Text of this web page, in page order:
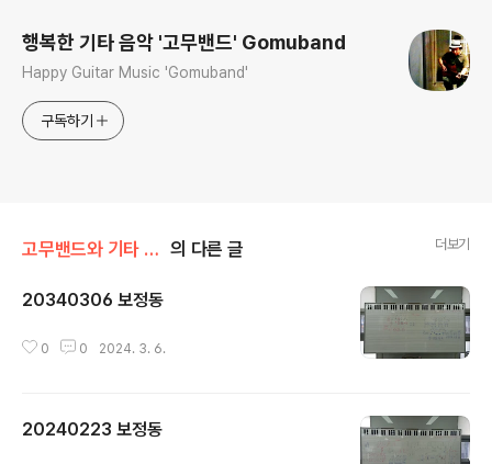
행복한 기타 음악 '고무밴드' Gomuband
Happy Guitar Music 'Gomuband'
구독하기
고무밴드와 기타 치며 놀기/보정동 기타반 의 다른 글 더보기
20340306 보정동
0 0 2024. 3. 6.
20240223 보정동